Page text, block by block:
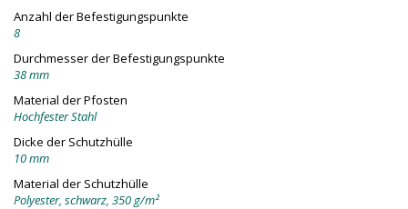
Anzahl der Befestigungspunkte
8
Durchmesser der Befestigungspunkte
38 mm
Material der Pfosten
Hochfester Stahl
Dicke der Schutzhülle
10 mm
Material der Schutzhülle
Polyester, schwarz, 350 g/m²